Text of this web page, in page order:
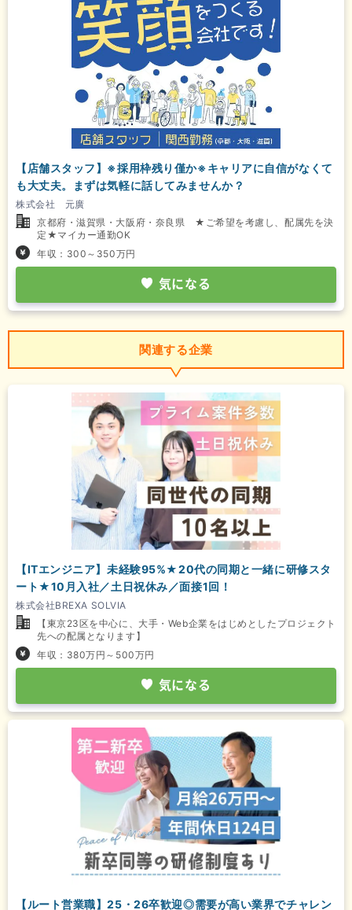
【店舗スタッフ】※採用枠残り僅か※キャリアに自信がなくて
も大丈夫。まずは気軽に話してみませんか？
株式会社 元廣
京都府・滋賀県・大阪府・奈良県 ★ご希望を考慮し、配属先を決
定★マイカー通勤OK
年収：300～350万円
気になる
関連する企業
【ITエンジニア】未経験95%★20代の同期と一緒に研修スタ
ート★10月入社／土日祝休み／面接1回！
株式会社BREXA SOLVIA
【東京23区を中心に、大手・Web企業をはじめとしたプロジェクト
先への配属となります】
年収：380万円～500万円
気になる
【ルート営業職】25・26卒歓迎◎需要が高い業界でチャレン